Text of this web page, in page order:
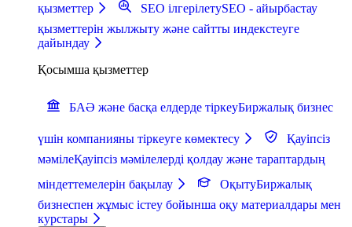
қызметтер SEO ілгерілетуSEO - айырбастау
қызметтерін жылжыту және сайтты индекстеуге
дайындау
Қосымша қызметтер
БАӘ және басқа елдерде тіркеуБиржалық бизнес
үшін компанияны тіркеуге көмектесу
Қауіпсіз
мәмілеҚауіпсіз мәмілелерді қолдау және тараптардың
міндеттемелерін бақылау
ОқытуБиржалық
бизнеспен жұмыс істеу бойынша оқу материалдары мен
курстары